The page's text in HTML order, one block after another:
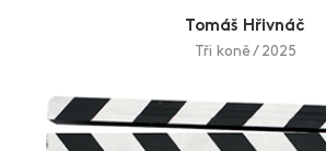
Tomáš Hřivnáč
Tři koně / 2025